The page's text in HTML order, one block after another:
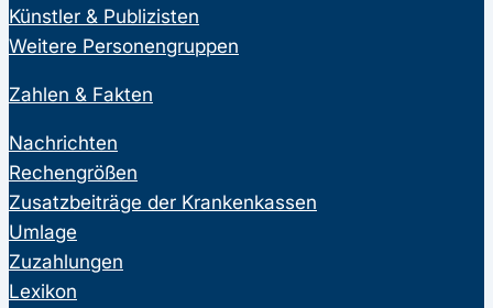
Künstler & Publizisten
Weitere Personengruppen
Zahlen & Fakten
Nachrichten
Rechengrößen
Zusatzbeiträge der Krankenkassen
Umlage
Zuzahlungen
Lexikon